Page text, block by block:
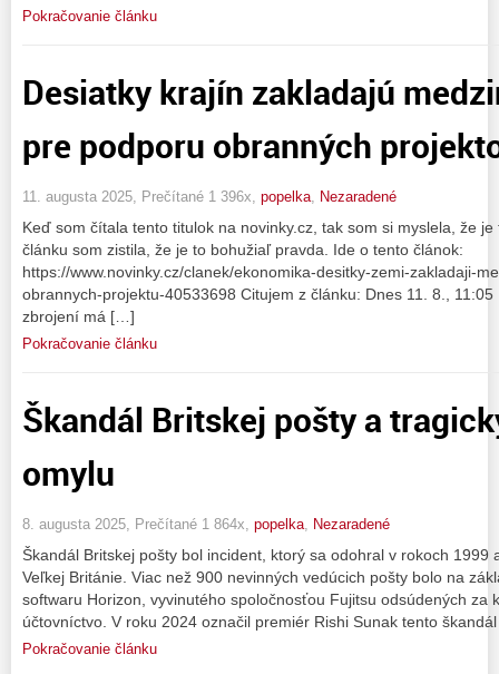
Pokračovanie článku
Desiatky krajín zakladajú
pre podporu obranných
11. augusta 2025, Prečítané 1 396x, popelka Nezaradené
Keď som čítala tento titulok na novinky.cz, tak som si myslela, že
článku som zistila, že je to bohužiaľ pravda. Ide o tento článok:
https://www.novinky.cz/clanek/ekonomika-desitky-zemi-zakladaji-
obrannych-projektu-40533698 Citujem z článku: Dnes 11. 8.,
zbrojení má […]
Pokračovanie článku
Škandál Britskej pošty a
omylu
8. augusta 2025, Prečítané 1 864x, popelka Nezaradené
Škandál Britskej pošty bol incident, ktorý sa odohral v rokoch 1999
Veľkej Británie. Viac než 900 nevinných vedúcich pošty bolo na
softwaru Horizon, vyvinutého spoločnosťou Fujitsu odsúdených za
účtovníctvo. V roku 2024 označil premiér Rishi Sunak tento
Pokračovanie článku